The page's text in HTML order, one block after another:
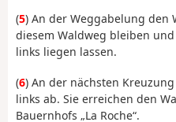
(5) An der Weggabelung den
diesem Waldweg bleiben
links liegen lassen.
(6) An der nächsten
links ab. Sie erreichen den
Bauernhofs „La Roche“.